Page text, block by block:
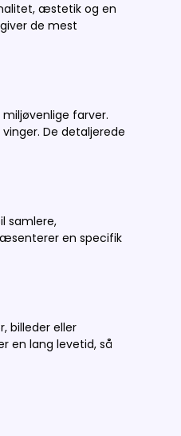
æstetik og en
de mest
farver.
De detaljerede
samlere,
en specifik
billeder eller
en lang levetid, så